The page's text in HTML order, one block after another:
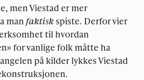
men Viestad er mer
man faktisk spiste. Derfor vier
til hvordan
for vanlige folk måtte ha
på kilder lykkes Viestad